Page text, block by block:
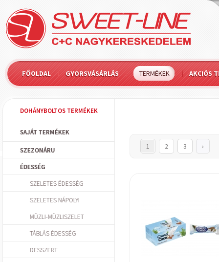
FŐOLDAL GYORSVÁSÁRLÁS TERMÉKEK AKCIÓS
DOHÁNYBOLTOS TERMÉKEK
SAJÁT TERMÉKEK
SZEZONÁRU
ÉDESSÉG
SZELETES ÉDESSÉG
SZELETES NÁPOLYI
MÜZLI-MÜZLISZELET
TÁBLÁS ÉDESSÉG
DESSZERT
1 2 3 ›